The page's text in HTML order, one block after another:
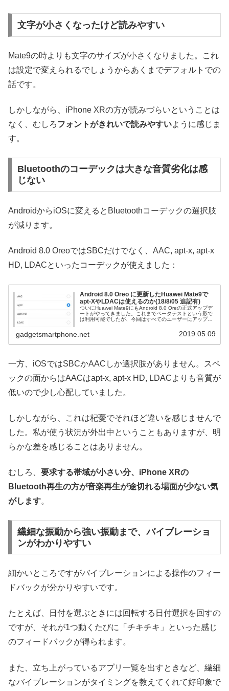
文字が小さくなったけど読みやすい
Mate9の時よりも文字のサイズが小さくなりました。これ
は設定で変えられるでしょうからあくまでデフォルトでの
話です。
しかしながら、iPhone XRの方が読みづらいということは
なく、むしろフォントがきれいで読みやすいように感じま
す。
Bluetoothのコーデックは大きな音質劣化は感
じない
AndroidからiOSに変えるとBluetoothコーデックの選択肢
が減ります。
Android 8.0 OreoではSBCだけでなく、AAC, apt-x, apt-x
HD, LDACといったコーデックが使えました：
Android 8.0 Oreo に更新したHuawei Mate9で
apt-XやLDACは使えるのか(18/8/05 追記有)
ついにHuawei Mate9にもAndroid 8.0 Oreの正式アップデ
ートがやってきました。これまでベータテストという形で
は利用可能でしたが、今回はすべてのユーザーにアップデ
gadgetsmartphone.net 2019.05.09
一方、iOSではSBCかAACしか選択肢がありません。スペ
ックの面からはAACはapt-x, apt-x HD, LDACよりも音質が
低いので少し心配していました。
しかしながら、これは杞憂でそれほど違いを感じませんで
した。私が使う状況が外出中ということもありますが、明
らかな差を感じることはありません。
むしろ、 要求する帯域が小さい分、iPhone XRの
Bluetooth再生の方が音楽再生が途切れる場面が少ない気
がします。
繊細な振動から強い振動まで、バイブレーショ
ンがわかりやすい
細かいところですがバイブレーションによる操作のフィー
ドバックが分かりやすいです。
たとえば、日付を選ぶときには回転する日付選択を回すの
ですが、それが1つ動くたびに「チキチキ」といった感じ
のフィードバックが得られます。
また、立ち上がっているアプリ一覧を出すときなど、繊細
なバイブレーションがタイミングを教えてくれて好印象で